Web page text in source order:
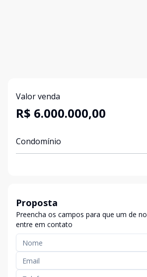
Valor venda
R$ 6.000.000,00
Condomínio
Proposta
Preencha os campos para que um de
entre em contato